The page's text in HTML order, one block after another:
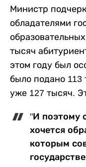
Министр
обладателями
тысяч
этом году был
было подано 113
уже 127 тысяч.
"И поэтому
хочется
которым